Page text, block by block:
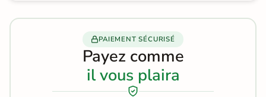
PAIEMENT SÉCURISÉ
Payez comme
il vous plaira